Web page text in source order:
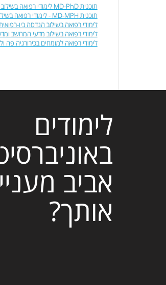
תוכנית MD-PhD לימודי רפואה בשילוב דוקטורט
תוכנית MD-MPH - לימודי רפואה בשילוב תואר שני בבריאות הציבור
לימודי רפואה בשילוב הנדסה ביו-
לימודי רפואה בשילוב מדעי המחשב
לימודי רפואה למומחים בכירורגיה פה
לימודים
אביב
אותך?